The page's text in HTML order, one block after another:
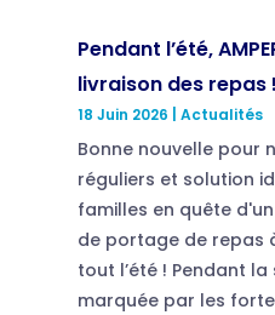
Pendant l’été,
livraison des repas !
18 Juin 2026 Actualités
Bonne nouvelle pour
réguliers et solution
familles en quête
de portage de repas
tout l’été ! Pendant
marquée par les